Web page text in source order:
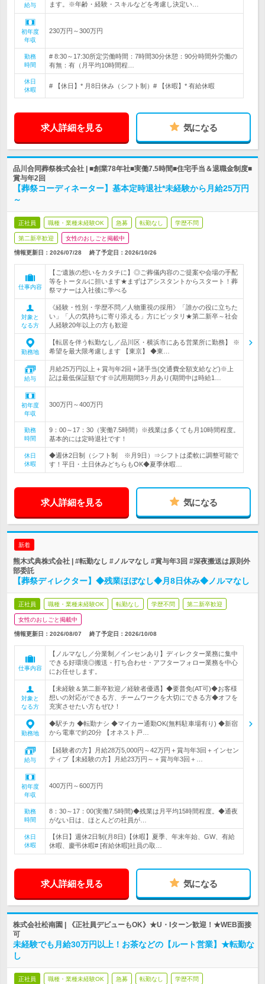
給与
ます。※年齢・経験・スキルなどを考慮し決定い…
初年度
年収
230万円～300万円
勤務
時間
# 8:30～17:30所定労働時間：7時間30分休憩：90分時間外労働の
有無：有（月平均10時間程…
休日
休暇
# 【休日】* 月8日休み（シフト制）# 【休暇】* 有給休暇
求人詳細を見る 気になる
品川合同葬祭株式会社 | ■創業78年社■実働7.5時間■住宅手当＆退職金制度■
賞与年2回
【葬祭コーディネーター】基本定時退社*未経験から月給25万円
～
正社員 職種・業種未経験OK 急募 転勤なし 学歴不問
第二新卒歓迎 女性のおしごと掲載中
情報更新日：2026/07/28 終了予定日： 2026/10/26
仕事内容
【ご遺族の想いをカタチに】◎ご葬儀内容のご提案や会場の手配
等をトータルに担います★まずはアシスタントからスタート！葬
祭マナーは入社後に学べる
対象と
なる方
《経験・性別・学歴不問／人物重視の採用》「誰かの役に立ちた
い」「人の気持ちに寄り添える」方にピッタリ★第二新卒～社会
人経験20年以上の方も歓迎
勤務地
【転居を伴う転勤なし／品川区・横浜市にある営業所に勤務】 ※
希望を最大限考慮します 【東京】 ◆東…
給与
月給25万円以上＋賞与年2回＋諸手当(交通費全額支給など)※上
記は最低保証額です※試用期間3ヶ月あり(期間中は時給1…
初年度
年収
300万円～400万円
勤務
時間
9：00～17：30（実働7.5時間）※残業は多くても月10時間程度。
基本的には定時退社です！
休日
休暇
◆週休2日制（シフト制 ※月9日）⇒シフトは柔軟に調整可能で
す！平日・土日休みどちらもOK◆夏季休暇…
求人詳細を見る 気になる
新着
熊木式典株式会社 | #転勤なし #ノルマなし #賞与年3回 #深夜搬送は原則外
部委託
【葬祭ディレクター】◆残業ほぼなし◆月8日休み◆ノルマなし
正社員 職種・業種未経験OK 転勤なし 学歴不問 第二新卒歓迎
女性のおしごと掲載中
情報更新日：2026/08/07 終了予定日： 2026/10/08
仕事内容
【ノルマなし／分業制／インセンあり】ディレクター業務に集中
できる好環境◎搬送・打ち合わせ・アフターフォロー業務を中心
にお任せします。
対象と
なる方
【未経験＆第二新卒歓迎／経験者優遇】◆要普免(AT可)◆お客様
想いの対応ができる方、チームワークを大切にできる方◆オフを
充実させたい方もぜひ！
勤務地
◆駅チカ ◆転勤ナシ ◆マイカー通勤OK(無料駐車場有り) ◆新宿
から電車で約20分 【オネスト戸…
給与
【経験者の方】月給28万5,000円～42万円＋賞与年3回＋インセン
ティブ【未経験の方】月給23万円～＋賞与年3回＋…
初年度
年収
400万円～600万円
勤務
時間
8：30～17：00(実働7.5時間)◆残業は月平均15時間程度。◆通夜
がない日は、ほとんどの社員が…
休日
休暇
【休日】週休2日制(月8日)【休暇】夏季、年末年始、GW、有給
休暇、慶弔休暇# [有給休暇]社員の取…
求人詳細を見る 気になる
株式会社松南園 | 《正社員デビューもOK》★U・Iターン歓迎！★WEB面接
可
未経験でも月給30万円以上！お茶などの【ルート営業】★転勤な
し
正社員 職種・業種未経験OK 急募 転勤なし 学歴不問